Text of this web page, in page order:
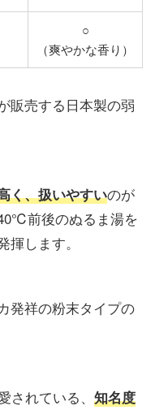
○
（爽やかな香り）
販売する日本製の弱
く、扱いやすいのが
前後のぬるま湯を
します。
発祥の粉末タイプの
れている、 知名度